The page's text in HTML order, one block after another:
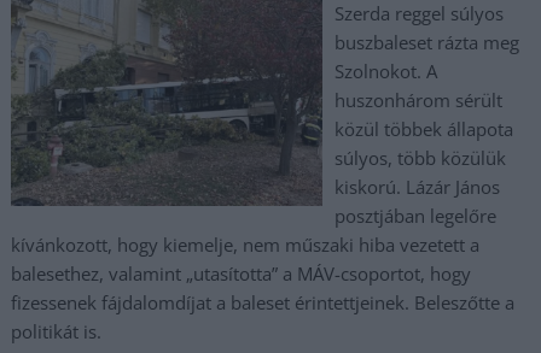
Szerda reggel súlyos
buszbaleset rázta meg
Szolnokot. A
huszonhárom sérült
közül többek állapota
súlyos, több közülük
kiskorú. Lázár János
posztjában legelőre
kívánkozott, hogy kiemelje, nem műszaki hiba vezetett a
balesethez, valamint „utasította” a MÁV-csoportot, hogy
fizessenek fájdalomdíjat a baleset érintettjeinek. Beleszőtte a
politikát is.